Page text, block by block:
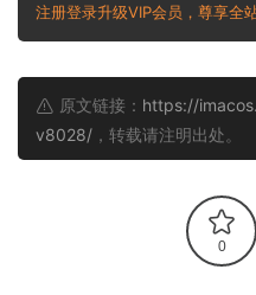
注册登录升级VIP会员，尊享全
原文链接： https://
v8028/ ，转载请注明出处。
0